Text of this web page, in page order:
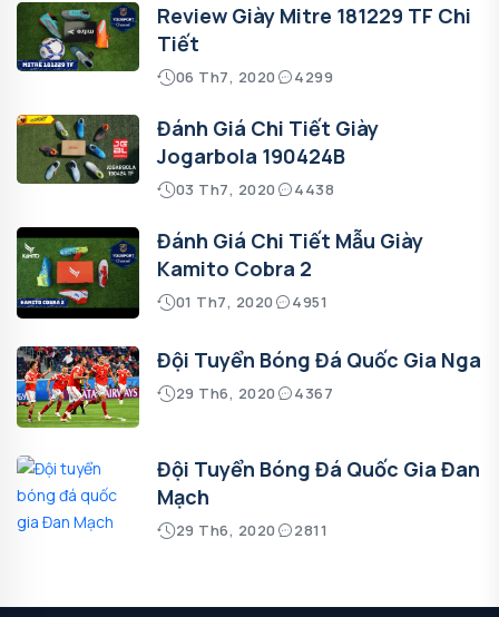
Review Giày Mitre 181229 TF Chi
Tiết
06 Th7, 2020 4299
Đánh Giá Chi Tiết Giày
Jogarbola 190424B
03 Th7, 2020 4438
Đánh Giá Chi Tiết Mẫu Giày
Kamito Cobra 2
01 Th7, 2020 4951
Đội Tuyển Bóng Đá Quốc Gia Nga
29 Th6, 2020 4367
Đội Tuyển Bóng Đá Quốc Gia Đan
Mạch
29 Th6, 2020 2811